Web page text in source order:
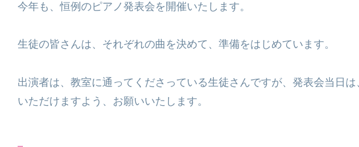
今年も、恒例のピアノ発表会を開催いたします。
生徒の皆さんは、それぞれの曲を決めて、準備をはじめています。
出演者は、教室に通ってくださっている生徒さんですが、発表会当日
いただけますよう、お願いいたします。